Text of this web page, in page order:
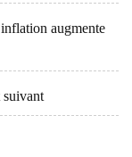
augmente
suivant